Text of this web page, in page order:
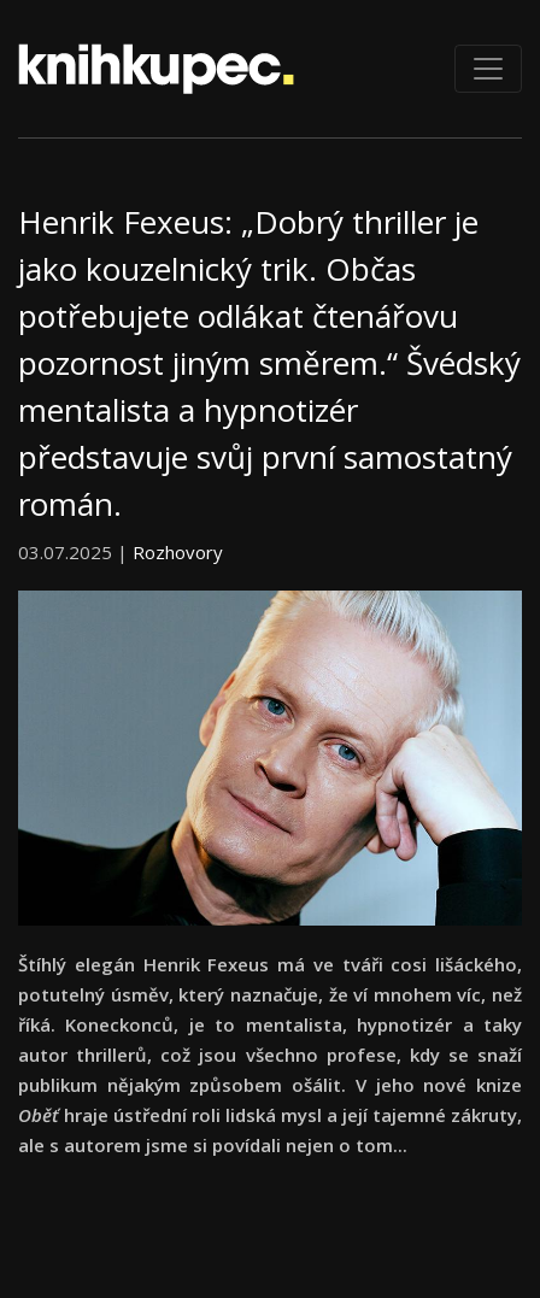
Henrik Fexeus: „Dobrý thriller je
jako kouzelnický trik. Občas
potřebujete odlákat čtenářovu
pozornost jiným směrem.“ Švédský
mentalista a hypnotizér
představuje svůj první samostatný
román.
03.07.2025 | Rozhovory
Štíhlý elegán Henrik Fexeus má ve tváři cosi lišáckého,
potutelný úsměv, který naznačuje, že ví mnohem víc, než
říká. Koneckonců, je to mentalista, hypnotizér a taky
autor thrillerů, což jsou všechno profese, kdy se snaží
publikum nějakým způsobem ošálit. V jeho nové knize
Oběťhraje ústřední roli lidská mysl a její tajemné zákruty,
ale s autorem jsme si povídali nejen o tom...